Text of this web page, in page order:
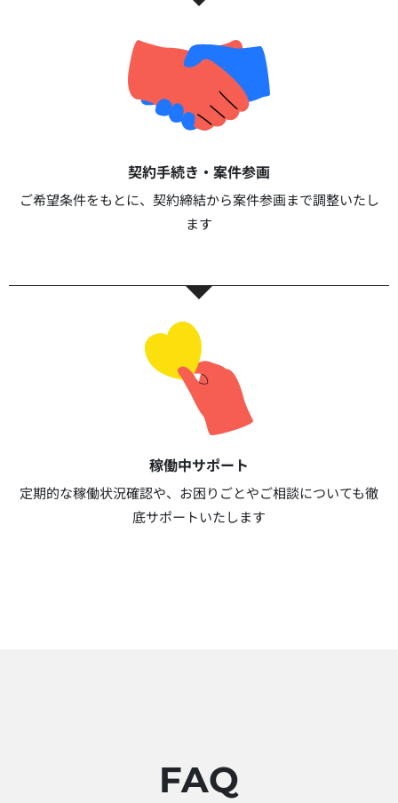
契約手続き・案件参画​​
ご希望条件をもとに、契約締結から案件参画まで調整いたし
ます​​
稼働中サポート​
定期的な稼働状況確認や、お困りごとやご相談についても徹
底サポートいたします​​
FAQ